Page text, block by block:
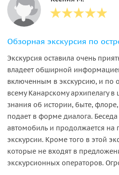
Обзорная экскурсия по
Экскурсия оставила очень
владеет обширной
включенным в экскурсию, и по
всему Канарскому архипелагу
знания об истории, быте,
подает в форме диалога.
автомобиль и продолжается на
экскурсии. Кроме того в этой
которые не входят в
экскурсионных операторов.